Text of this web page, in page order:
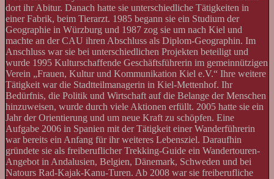
dort ihr Abitur. Danach hatte sie unterschiedliche Tätigkeiten in
einer Fabrik, beim Tierarzt. 1985 begann sie ein Studium der
Geographie in Würzburg und 1987 zog sie um nach Kiel und
machte an der CAU ihren Abschluss als Diplom-Geographin. Im
Anschluss war sie bei unterschiedlichen Projekten beteiligt und
wurde 1995 Kulturschaffende Geschäftsführerin im gemeinnützigen
Verein „Frauen, Kultur und Kommunikation Kiel e.V.“ Ihre weitere
Tätigkeit war die Stadtteilmanagerin in Kiel-Mettenhof. Ihr
Bedürfnis, die Politik und Wirtschaft auf die Belange der Menschen
hinzuweisen, wurde durch viele Aktionen erfüllt. 2005 hatte sie ein
Jahr der Orientierung und um neue Kraft zu schöpfen. Eine
Aufgabe 2006 in Spanien mit der Tätigkeit einer Wanderführerin
war bereits ein Anfang für ihr weiteres Lebensziel. Daraufhin
gründete sie als freiberuflicher Trekking-Guide ein Wandertouren-
Angebot in Andalusien, Belgien, Dänemark, Schweden und bei
Natours Rad-Kajak-Kanu-Turen. Ab 2008 war sie freiberufliche